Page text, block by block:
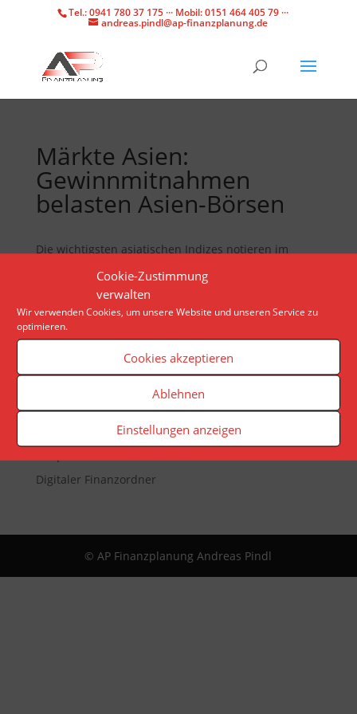
Cookie-Zustimmung
verwalten
Wir verwenden Cookies, um unsere Website und unseren Service zu
optimieren.
Cookies akzeptieren
Ablehnen
Einstellungen anzeigen
Tel.: 0941 780 37 175 ··· Mobil: 0151 464 405 79 ···
andreas.pindl@ap-finanzplanung.de
Märkte Asien:
Gewinnmitnahmen
belasten Asien-Börsen
Die wichtigsten asiatischen Indizes notieren im
frühen Handel im Minus. Die Anleger hoffen auf
frische Impulse, die die Kurse stützen.
Reporting
Digitaler Finanzordner
© AP Finanzplanung Andreas Pindl